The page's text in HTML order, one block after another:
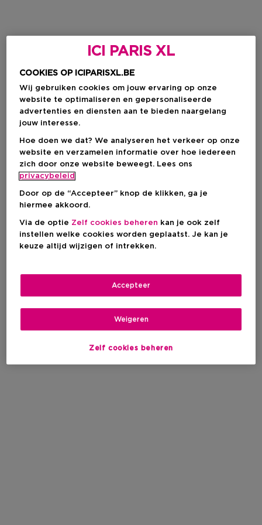
ICI PARIS XL
COOKIES OP ICIPARISXL.BE
Wij gebruiken cookies om jouw ervaring op onze
website te optimaliseren en gepersonaliseerde
advertenties en diensten aan te bieden naargelang
jouw interesse.
Hoe doen we dat? We analyseren het verkeer op onze
website en verzamelen informatie over hoe iedereen
zich door onze website beweegt. Lees ons
privacybeleid
Door op de “Accepteer” knop de klikken, ga je
hiermee akkoord.
Via de optie Zelf cookies beheren kan je ook zelf
instellen welke cookies worden geplaatst. Je kan je
keuze altijd wijzigen of intrekken.
Zelf cookies beheren
Weigeren
Accepteer